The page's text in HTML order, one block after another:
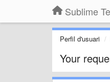
Sublime
Perfil d'usuari
Your